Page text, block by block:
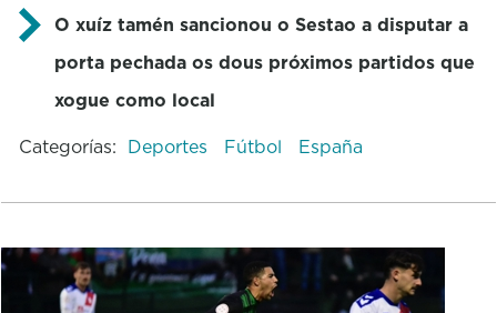
O xuíz tamén sancionou o Sestao a disputar a
porta pechada os dous próximos partidos que
xogue como local
Categorías: Deportes Fútbol España